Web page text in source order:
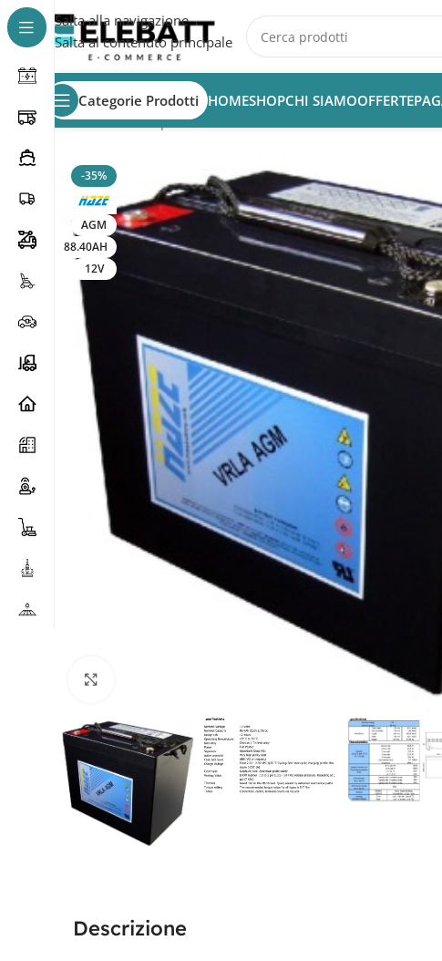
Salta alla navigazione
Salta al contenuto principale
Categorie Prodotti HOMESHOPCHI SIAMOOFFERTE
Home/Batterie per Nautica
-35%
AGM
88.40AH
12V
Descrizione